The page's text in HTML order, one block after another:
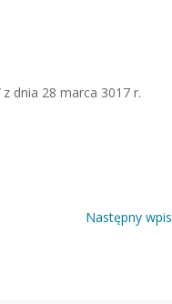
z dnia 28 marca 3017 r.
Następny wpis